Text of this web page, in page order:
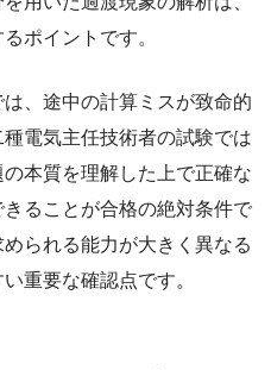
ポイントです。
、途中の計算ミスが致命的
電気主任技術者の試験では
本質を理解した上で正確な
ることが合格の絶対条件で
られる能力が大きく異なる
重要な確認点です。